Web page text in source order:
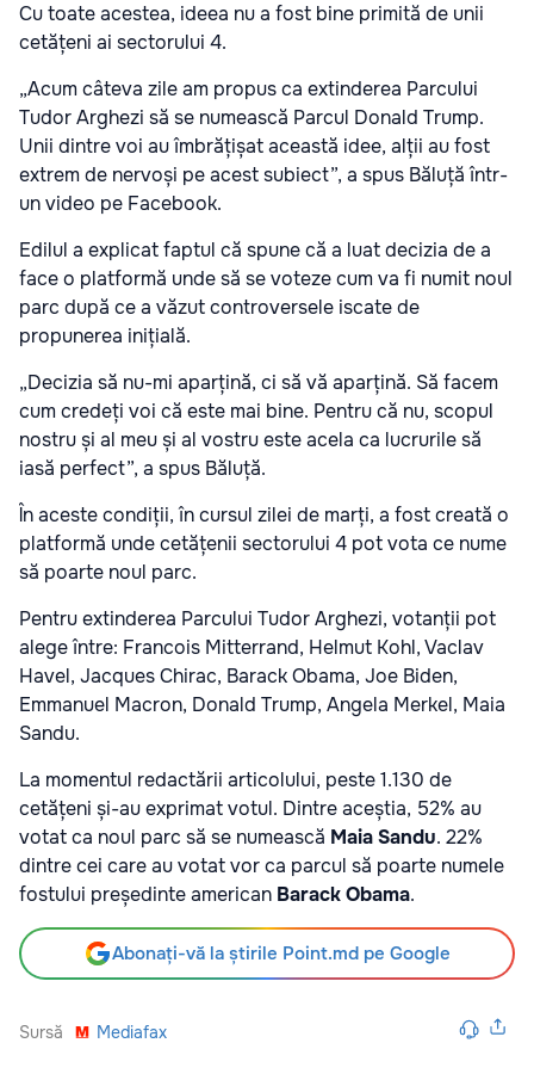
Cu toate acestea, ideea nu a fost bine primită de unii
cetățeni ai sectorului 4.
„Acum câteva zile am propus ca extinderea Parcului
Tudor Arghezi să se numească Parcul Donald Trump.
Unii dintre voi au îmbrățișat această idee, alții au fost
extrem de nervoși pe acest subiect”, a spus Băluță într-
un video pe Facebook.
Edilul a explicat faptul că spune că a luat decizia de a
face o platformă unde să se voteze cum va fi numit noul
parc după ce a văzut controversele iscate de
propunerea inițială.
„Decizia să nu-mi aparțină, ci să vă aparțină. Să facem
cum credeți voi că este mai bine. Pentru că nu, scopul
nostru și al meu și al vostru este acela ca lucrurile să
iasă perfect”, a spus Băluță.
În aceste condiții, în cursul zilei de marți, a fost creată o
platformă unde cetățenii sectorului 4 pot vota ce nume
să poarte noul parc.
Pentru extinderea Parcului Tudor Arghezi, votanții pot
alege între: Francois Mitterrand, Helmut Kohl, Vaclav
Havel, Jacques Chirac, Barack Obama, Joe Biden,
Emmanuel Macron, Donald Trump, Angela Merkel, Maia
Sandu.
La momentul redactării articolului, peste 1.130 de
cetățeni și-au exprimat votul. Dintre aceștia, 52% au
votat ca noul parc să se numească Maia Sandu. 22%
dintre cei care au votat vor ca parcul să poarte numele
fostului președinte american Barack Obama.
Abonați-vă la știrile Point.md pe Google
Sursă Mediafax